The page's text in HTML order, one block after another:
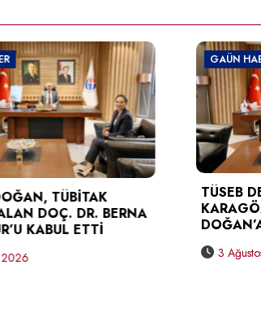
GAÜN HABER
TÜSEB DESTEĞİ ALAN PROF.
KARAGÖZ’DEN REKTÖR
DOĞAN’A ZİYARET